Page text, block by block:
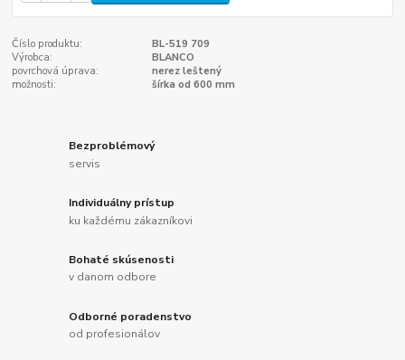
Číslo produktu:
BL-519 709
Výrobca:
BLANCO
povrchová úprava:
nerez leštený
možnosti:
šírka od 600 mm
Bezproblémový
servis
Individuálny prístup
ku každému zákazníkovi
Bohaté skúsenosti
v danom odbore
Odborné poradenstvo
od profesionálov